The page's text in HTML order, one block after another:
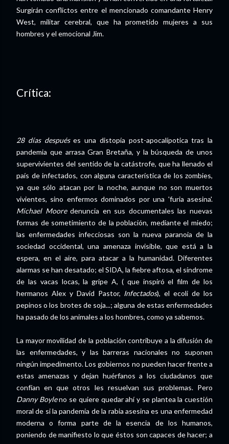
Surgirán conflictos entre el mencionado comandante Henry
West, militar cerebral, que ha prometido mujeres a sus
hombres y el emocional Jim.
Crítica:
28 días despuéses una distopía post-apocalípotica tras la
pandemia que arrasa Gran Bretaña, y la búsqueda de unos
supervivientes del sentido de la catástrofe, que ha llenado el
país de infectados, con alguna característica de los zombies,
ya que sólo atacan por la noche, aunque no son muertos
vivientes, sino enfermos dominados por una 'furia asesina'.
Michael Mooredenuncia en sus documentales las nuevas
formas de sometimiento de la población, mediante el miedo;
las enfermedades infecciosas son la nueva paranoia de la
sociedad occidental, una amenaza invisible, que está a la
espera, en el aire, para atacar a la humanidad. Diferentes
alarmas se han desatado; el SIDA, la fiebre aftosa, el síndrome
de las vacas locas, la gripe A, ( que inspiró el film de los
hermanos Alex y David Pastor, Infectados), el ecoli de los
pepinos o los brotes de soja...; alguna de estas enfermedades
ha pasado de los animales a los hombres, como ya sabemos.
La mayor movilidad de la población contribuye a la difusión de
las enfermedades, y las barreras nacionales no suponen
ningún impedimento. Los gobiernos no pueden hacer frente a
estas amenazas y dejan huérfanos a los ciudadanos que
confían en que otros les resuelvan sus problemas. Pero
Danny Boyleno se quiere quedar ahí y se plantea la cuestión
moral de si la pandemia de la rabia asesina es una enfermedad
moderna o forma parte de la esencia de los humanos,
poniendo de manifiesto lo que éstos son capaces de hacer; a